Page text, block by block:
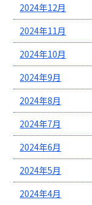
2024年12月
2024年11月
2024年10月
2024年9月
2024年8月
2024年7月
2024年6月
2024年5月
2024年4月